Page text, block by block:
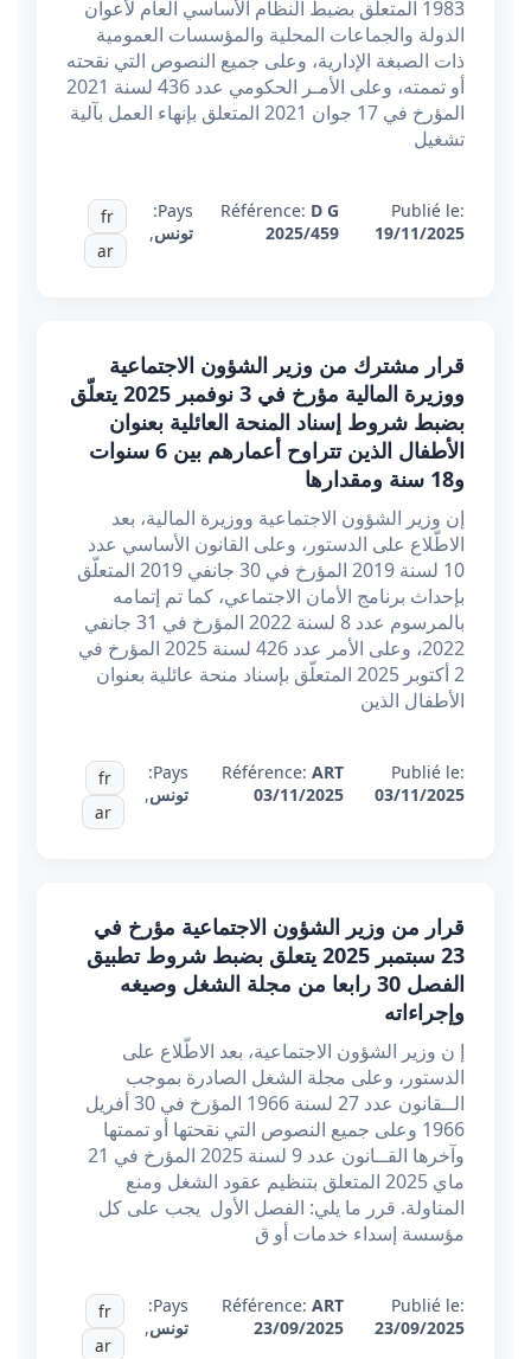
1983 المتعلق بضبط النظام الأساسي العام لأعوان
الدولة والجماعات المحلية والمؤسسات العمومية
ذات الصبغة الإدارية، وعلى جميع النصوص التي نقحته
أو تممته، وعلى الأمـر الحكومي عدد 436 لسنة 2021
المؤرخ في 17 جوان 2021 المتعلق بإنهاء العمل بآلية
تشغيل
Publié le:
19/11/2025
Référence: D G
2025/459
Pays:
تونس,
fr
ar
قرار مشترك من وزير الشؤون الاجتماعية
ووزيرة المالية مؤرخ في 3 نوفمبر 2025 يتعلّق
بضبط شروط إسناد المنحة العائلية بعنوان
الأطفال الذين تتراوح أعمارهم بين 6 سنوات
و18 سنة ومقدارها
إن وزير الشؤون الاجتماعية ووزيرة المالية، بعد
الاطّلاع على الدستور، وعلى القانون الأساسي عدد
10 لسنة 2019 المؤرخ في 30 جانفي 2019 المتعلّق
بإحداث برنامج الأمان الاجتماعي، كما تم إتمامه
بالمرسوم عدد 8 لسنة 2022 المؤرخ في 31 جانفي
2022، وعلى الأمر عدد 426 لسنة 2025 المؤرخ في
2 أكتوبر 2025 المتعلّق بإسناد منحة عائلية بعنوان
الأطفال الذين
Publié le:
03/11/2025
Référence:ART
03/11/2025
Pays:
تونس,
fr
ar
قرار من وزير الشؤون الاجتماعية مؤرخ في
23 سبتمبر 2025 يتعلق بضبط شروط تطبيق
الفصل 30 رابعا من مجلة الشغل وصيغه
وإجراءاته
إ ن وزير الشؤون الاجتماعية، بعد الاطّلاع على
الدستور، وعلى مجلة الشغل الصادرة بموجب
الــقانون عدد 27 لسنة 1966 المؤرخ في 30 أفريل
1966 وعلى جميع النصوص التي نقحتها أو تممتها
وآخرها القــانون عدد 9 لسنة 2025 المؤرخ في 21
ماي 2025 المتعلق بتنظيم عقود الشغل ومنع
المناولة. قرر ما يلي: الفصل الأول يجب على كل
مؤسسة إسداء خدمات أو ق
Publié le:
23/09/2025
Référence:ART
23/09/2025
Pays:
تونس,
fr
ar